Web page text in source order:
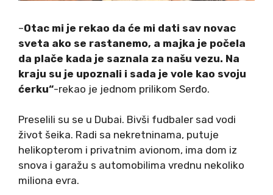
–Otac mi je rekao da će mi dati sav novac
sveta ako se rastanemo, a majka je počela
da plače kada je saznala za našu vezu. Na
kraju su je upoznali i sada je vole kao svoju
ćerku“-rekao je jednom prilikom Serđo.
Preselili su se u Dubai. Bivši fudbaler sad vodi
život šeika. Radi sa nekretninama, putuje
helikopterom i privatnim avionom, ima dom iz
snova i garažu s automobilima vrednu nekoliko
miliona evra.